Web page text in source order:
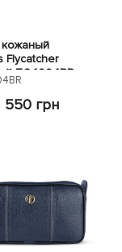
Flycatcher
TC4004BR
550 грн